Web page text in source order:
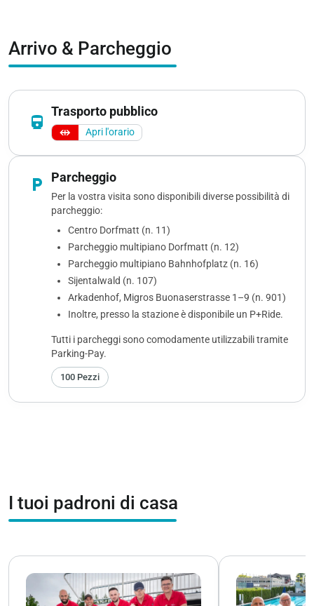
Arrivo & Parcheggio
directions_railway
Trasporto pubblico
Apri l'orario
local_parking Parcheggio
Per la vostra visita sono disponibili diverse possibilità di
parcheggio:
Centro Dorfmatt (n. 11)
Parcheggio multipiano Dorfmatt (n. 12)
Parcheggio multipiano Bahnhofplatz (n. 16)
Sijentalwald (n. 107)
Arkadenhof, Migros Buonaserstrasse 1–9 (n. 901)
Inoltre, presso la stazione è disponibile un P+Ride.
Tutti i parcheggi sono comodamente utilizzabili tramite
Parking-Pay.
100 Pezzi
I tuoi padroni di casa